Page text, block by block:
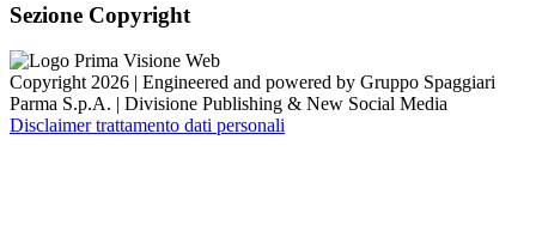
Sezione Copyright
Copyright 2026 | Engineered and powered by Gruppo Spaggiari
Parma S.p.A. | Divisione Publishing & New Social Media
Disclaimer trattamento dati personali